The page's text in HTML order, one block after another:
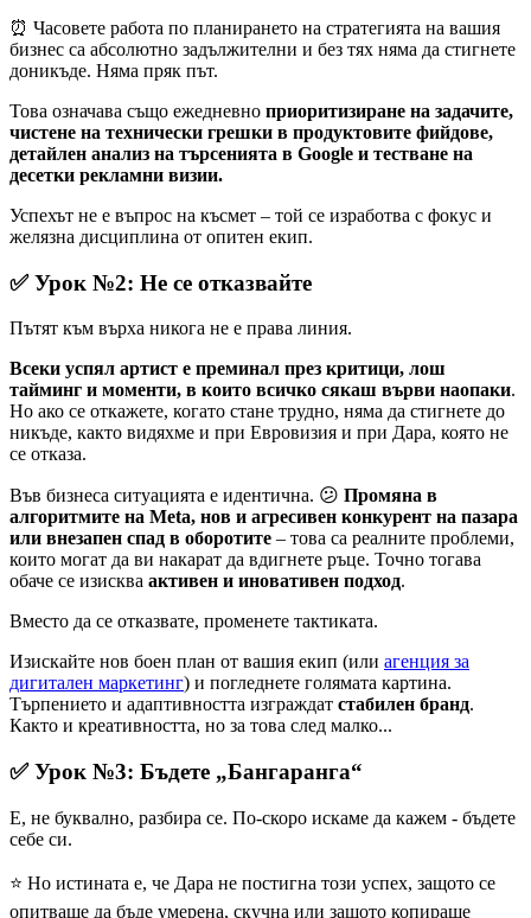
⏰ Часовете работа по планирането на стратегията на вашия
бизнес са абсолютно задължителни и без тях няма да стигнете
доникъде. Няма пряк път.
Това означава също ежедневно приоритизиране на задачите,
чистене на технически грешки в продуктовите фийдове,
детайлен анализ на търсенията в Google и тестване на
десетки рекламни визии.
Успехът не е въпрос на късмет – той се изработва с фокус и
желязна дисциплина от опитен екип.
✅ Урок №2: Не се отказвайте
Пътят към върха никога не е права линия.
Всеки успял артист е преминал през критици, лош
тайминг и моменти, в които всичко сякаш върви наопаки.
Но ако се откажете, когато стане трудно, няма да стигнете до
никъде, както видяхме и при Евровизия и при Дара, която не
се отказа.
Във бизнеса ситуацията е идентична. 😕 Промяна в
алгоритмите на Meta, нов и агресивен конкурент на пазара
или внезапен спад в оборотите – това са реалните проблеми,
които могат да ви накарат да вдигнете ръце. Точно тогава
обаче се изисква активен и иновативен подход.
Вместо да се отказвате, променете тактиката.
Изискайте нов боен план от вашия екип (или агенция за
дигитален маркетинг) и погледнете голямата картина.
Търпението и адаптивността изграждат стабилен бранд.
Както и креативността, но за това след малко...
✅ Урок №3: Бъдете „Бангаранга“
Е, не буквално, разбира се. По-скоро искаме да кажем - бъдете
себе си.
⭐️ Но истината е, че Дара не постигна този успех, защото се
опитваше да бъде умерена, скучна или защото копираше